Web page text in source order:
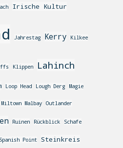
Irische Kultur
Jahrestag Kerry Kilkee
Klippen Lahinch
Loop Head Lough Derg Magie
Miltown Malbay Outlander
Ruinen Rückblick Schafe
Spanish Point Steinkreis